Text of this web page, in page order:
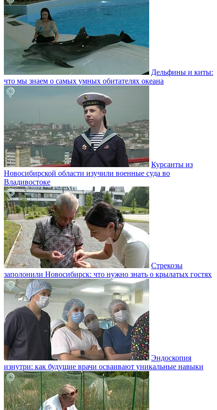
Дельфины и киты:
что мы знаем о самых умных обитателях океана
Курсанты из
Новосибирской области изучили военные суда во
Владивостоке
Стрекозы
заполонили Новосибирск: что нужно знать о крылатых гостях
Эндоскопия
изнутри: как будущие врачи осваивают уникальные навыки